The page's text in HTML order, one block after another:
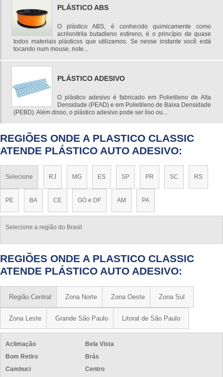
PLÁSTICO ABS
O plástico ABS, é conhecido quimicamente como
acrilonitrila butadieno estireno, é o princípio de quase
todos materiais plásticos que utilizamos. Se nesse instante você está
tocando num mouse, note...
PLÁSTICO ADESIVO
O plástico adesivo é fabricado em Polietileno de Alta
Densidade (PEAD) e em Polietileno de Baixa Densidade
(PEBD). Além disso, o plástico adesivo pode ser liso ou...
REGIÕES ONDE A PLASTICO CLASSIC
ATENDE PLÁSTICO AUTO ADESIVO:
Selecione RJ MG ES SP PR SC RS
PE BA CE GO e DF AM PA
Selecione a região do Brasil
REGIÕES ONDE A PLASTICO CLASSIC
ATENDE PLÁSTICO AUTO ADESIVO:
Região Central Zona Norte Zona Oeste Zona Sul
Zona Leste Grande São Paulo Litoral de São Paulo
Aclimação
Bela Vista
Bom Retiro
Brás
Cambuci
Centro